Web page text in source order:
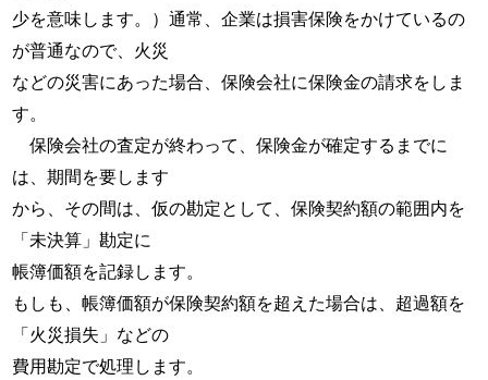
少を意味します。）通常、企業は損害保険をかけているの
が普通なので、火災
などの災害にあった場合、保険会社に保険金の請求をしま
す。
保険会社の査定が終わって、保険金が確定するまでに
は、期間を要します
から、その間は、仮の勘定として、保険契約額の範囲内を
「未決算」勘定に
帳簿価額を記録します。
もしも、帳簿価額が保険契約額を超えた場合は、超過額を
「火災損失」などの
費用勘定で処理します。